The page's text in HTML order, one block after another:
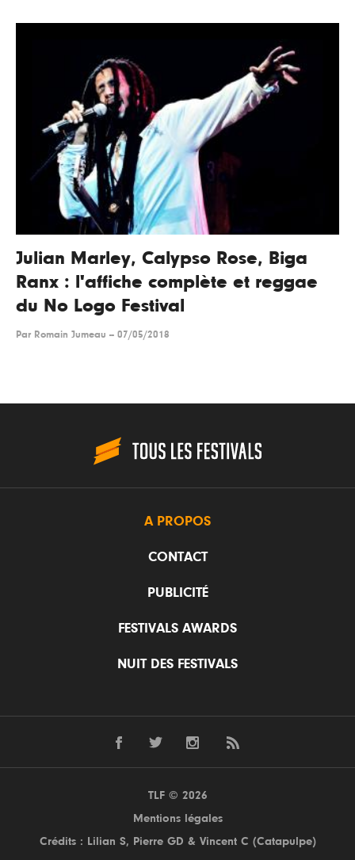
Julian Marley, Calypso Rose, Biga
Ranx : l'affiche complète et reggae
du No Logo Festival
Par Romain Jumeau -- 07/05/2018
A PROPOS
CONTACT
PUBLICITÉ
FESTIVALS AWARDS
NUIT DES FESTIVALS
TLF © 2026
Mentions légales
Crédits : Lilian S, Pierre GD & Vincent C (Catapulpe)